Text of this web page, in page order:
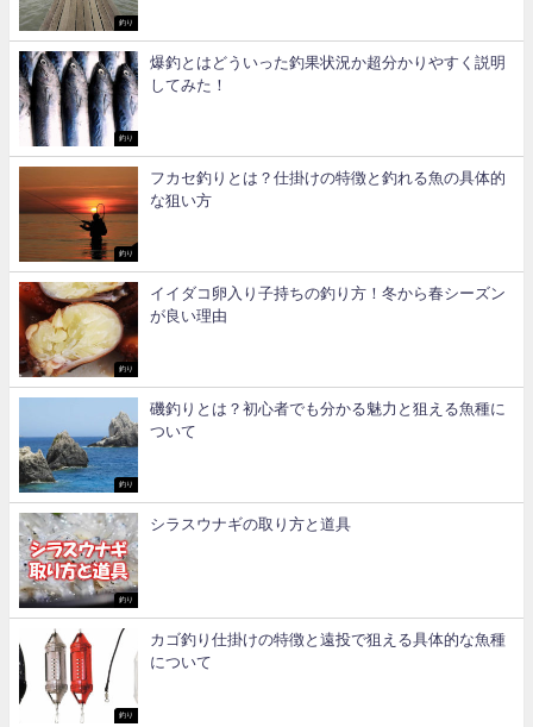
釣り
釣り
爆釣とはどういった釣果状況か超分かりやすく説明
してみた！
釣り
フカセ釣りとは？仕掛けの特徴と釣れる魚の具体的
な狙い方
釣り
イイダコ卵入り子持ちの釣り方！冬から春シーズン
が良い理由
釣り
磯釣りとは？初心者でも分かる魅力と狙える魚種に
ついて
釣り
シラスウナギの取り方と道具
釣り
カゴ釣り仕掛けの特徴と遠投で狙える具体的な魚種
について